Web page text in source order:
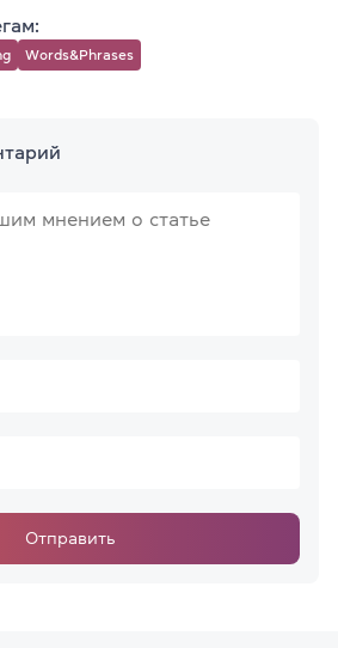
Words&Phrases
Отправить